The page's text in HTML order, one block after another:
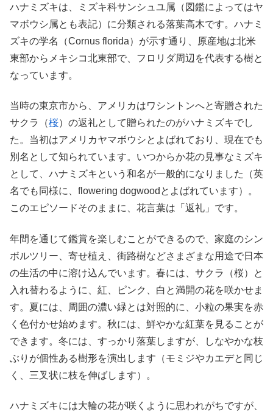
ハナミズキは、ミズキ科サンシュユ属（図鑑によってはヤ
マボウシ属とも表記）に分類される落葉高木です。ハナミ
ズキの学名（Cornus florida）が示す通り、原産地は北米
東部からメキシコ北東部で、フロリダ周辺を代表する樹と
なっています。
当時の東京市から、アメリカはワシントンへと寄贈された
サクラ（桜）の返礼として贈られたのがハナミズキでし
た。当初はアメリカヤマボウシとよばれており、現在でも
別名として知られています。いつからか花の見事なミズキ
として、ハナミズキという和名が一般的になりました（英
名でも同様に、flowering dogwoodとよばれています）。
このエピソードそのままに、花言葉は「返礼」です。
年間を通じて鑑賞を楽しむことができるので、家庭のシン
ボルツリー、寄せ植え、街路樹などさまざまな用途で日本
の生活の中に溶け込んでいます。春には、サクラ（桜）と
入れ替わるように、紅、ピンク、白と満開の花を咲かせま
す。夏には、周囲の濃い緑とは対照的に、小粒の果実を赤
く色付かせ始めます。秋には、鮮やかな紅葉を見ることが
できます。冬には、すっかり落葉しますが、しなやかな枝
ぶりが個性ある樹形を演出します（モミジやカエデと同じ
く、三叉状に枝を伸ばします）。
ハナミズキには大輪の花が咲くように思われがちですが、